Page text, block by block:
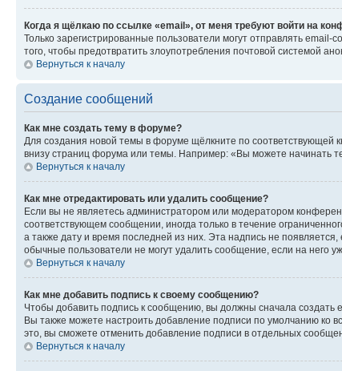
Когда я щёлкаю по ссылке «email», от меня требуют войти на
Только зарегистрированные пользователи могут отправлять
того, чтобы предотвратить злоупотребления почтовой системой
Вернуться к началу
Создание сообщений
Как мне создать тему в форуме?
Для создания новой темы в форуме щёлкните по соответствующей
внизу страниц форума или темы. Например: «Вы можете начинать
Вернуться к началу
Как мне отредактировать или удалить сообщение?
Если вы не являетесь администратором или модератором
соответствующем сообщении, иногда только в течение
а также дату и время последней из них. Эта надпись не
обычные пользователи не могут удалить сообщение, если на него
Вернуться к началу
Как мне добавить подпись к своему сообщению?
Чтобы добавить подпись к сообщению, вы должны сначала
Вы также можете настроить добавление подписи по умолчанию ко
это, вы сможете отменить добавление подписи в отдельных
Вернуться к началу